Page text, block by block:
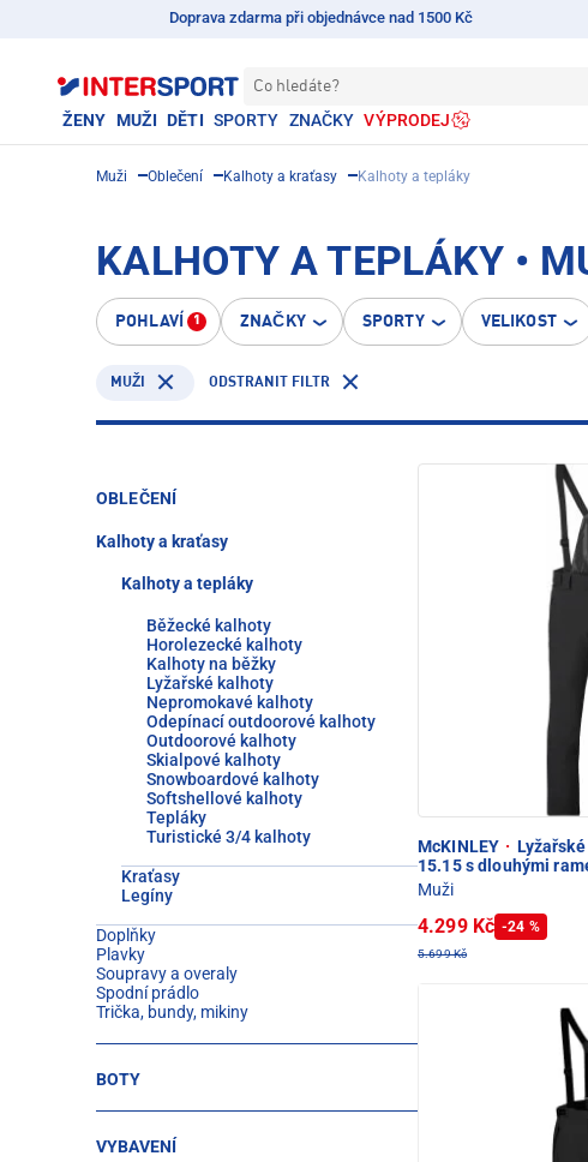
Doprava zdarma při objednávce nad 1500 Kč
Co hledáte?
ŽENY MUŽI DĚTI SPORTY ZNAČKY VÝPRODEJ
Muži Oblečení Kalhoty a kraťasy Kalhoty a tepláky
KALHOTY A TEPLÁKY •
POHLAVÍ 1 ZNAČKY SPORTY VELIKOST
MUŽI ODSTRANIT FILTR
OBLEČENÍ
Kalhoty a kraťasy
Kalhoty a tepláky
Běžecké kalhoty
Horolezecké kalhoty
Kalhoty na běžky
Lyžařské kalhoty
Nepromokavé kalhoty
Odepínací outdoorové kalhoty
Outdoorové kalhoty
Skialpové kalhoty
Snowboardové kalhoty
Softshellové kalhoty
Tepláky
Turistické 3/4 kalhoty
Kraťasy
Legíny
Doplňky
Plavky
Soupravy a overaly
Spodní prádlo
Trička, bundy, mikiny
BOTY
VYBAVENÍ
McKINLEY ·
15.15 s dlouhými
Muži
4.299 Kč -24 %
5.699 Kč